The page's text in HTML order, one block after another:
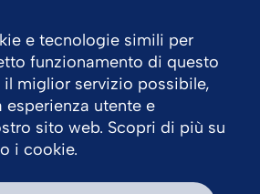
e tecnologie simili per
funzionamento di questo
miglior servizio possibile,
esperienza utente e
sito web. Scopri di più su
i cookie.